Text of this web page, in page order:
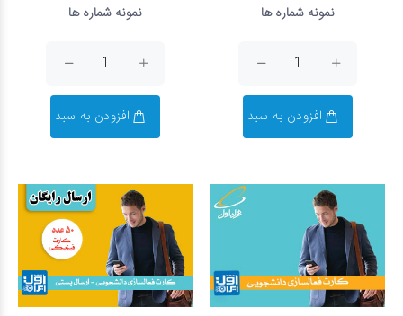
نمونه شماره ها
افزودن به سبد
نمونه شماره ها
افزودن به سبد